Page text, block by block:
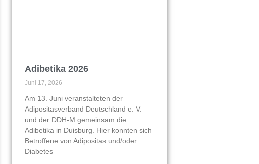
Adibetika 2026
Juni 17, 2026
Am 13. Juni veranstalteten der
Adipositasverband Deutschland e. V.
und der DDH-M gemeinsam die
Adibetika in Duisburg. Hier konnten sich
Betroffene von Adipositas und/oder
Diabetes